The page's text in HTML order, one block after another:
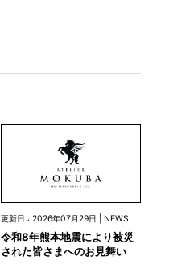
更新日 : 2026年07月29日 | NEWS
令和8年熊本地震により被災
された皆さまへのお見舞い